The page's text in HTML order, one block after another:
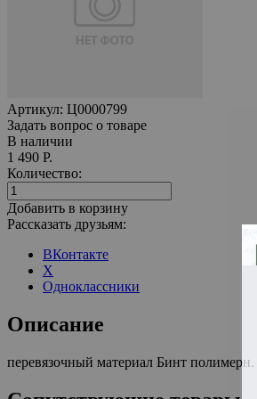
Артикул: Ц0000799
Задать вопрос о товаре
В наличии
1 490 Р.
Количество:
Добавить в корзину
Рассказать друзьям:
ВКонтакте
X
Одноклассники
Описание
перевязочный материал Бинт